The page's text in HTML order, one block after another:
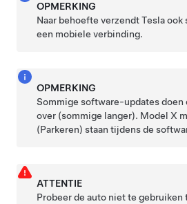
OPMERKING
Naar behoefte verzendt Tesla
een mobiele verbinding.
OPMERKING
Sommige software-updates doen
over (sommige langer). Model X
(Parkeren) staan tijdens de
ATTENTIE
Probeer de auto niet te